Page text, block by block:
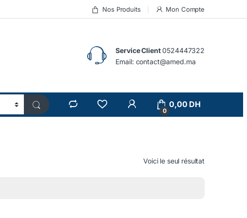
Nos Produits Mon Compte
Service Client 0524447322
Email: contact@amed.ma
0
0,00 DH
Voici le seul résultat